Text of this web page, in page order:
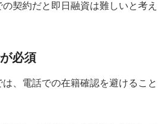
契約だと即日融資は難しいと考え
必須
、電話での在籍確認を避けること